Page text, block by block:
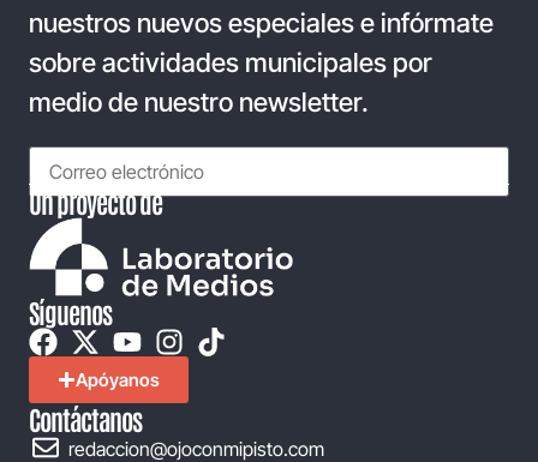
nuestros nuevos especiales e infórmate
sobre actividades municipales por
medio de nuestro newsletter.
Un proyecto de
Síguenos
Apóyanos
Contáctanos
redaccion@ojoconmipisto.com